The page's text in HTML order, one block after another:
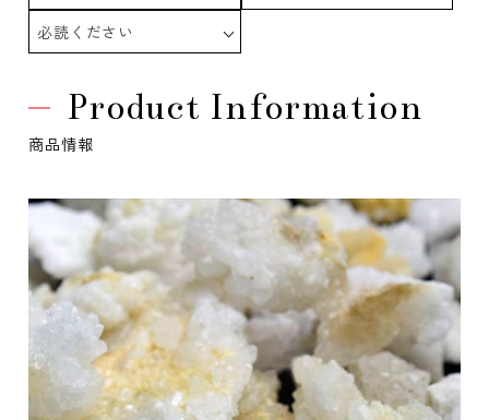
必読ください
Product Information
商品情報